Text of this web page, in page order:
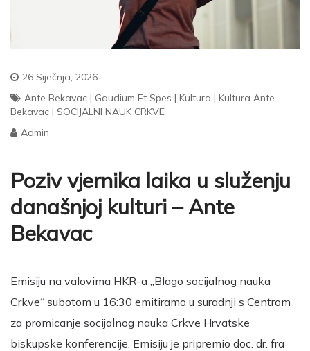
26 Siječnja, 2026
Ante Bekavac | Gaudium Et Spes | Kultura | Kultura Ante
Bekavac | SOCIJALNI NAUK CRKVE
Admin
Poziv vjernika laika u služenju
današnjoj kulturi – Ante
Bekavac
Emisiju na valovima HKR-a „Blago socijalnog nauka
Crkve“ subotom u 16:30 emitiramo u suradnji s Centrom
za promicanje socijalnog nauka Crkve Hrvatske
biskupske konferencije. Emisiju je pripremio doc. dr. fra